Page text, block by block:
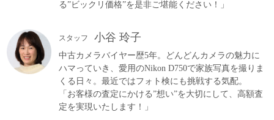
る”ビックリ価格”を是非ご堪能ください！」
スタッフ 小谷 玲子
中古カメラバイヤー歴5年。どんどんカメラの魅力に
ハマっていき、愛用のNikon D750で家族写真を撮りま
くる日々。最近ではフォト検にも挑戦する気配。
「お客様の査定にかける”想い”を大切にして、高額査
定を実現いたします！」